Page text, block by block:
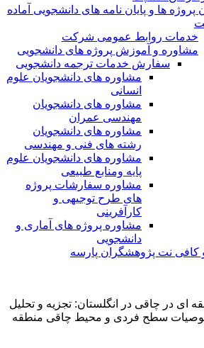
ها و پایان نامه های دانشجویی آماده
خدمات روابط عمومی شرکت
مشاوره و آموزش پروژه های دانشجویی
سفارش خدمات ترجمه دانشجویی
مشاوره های دانشجویان علوم
انسانی
مشاوره های دانشجویان
مهندسی عمران
مشاوره های دانشجویان
رشته های فنی و مهندسی
مشاوره های دانشجویان علوم
پایه ومنابع طبیعی
مشاوره سفارشات پروژه
های طرح توجیهی و
کارآفرینی
مشاوره پروژه های آماری و
دانشجویی
و کافی نت پژوهشگران پارسه
ای در چاقی در انگلستان: تجزیه و تحلیل
سطح فردی و محیط چاقی منطقه